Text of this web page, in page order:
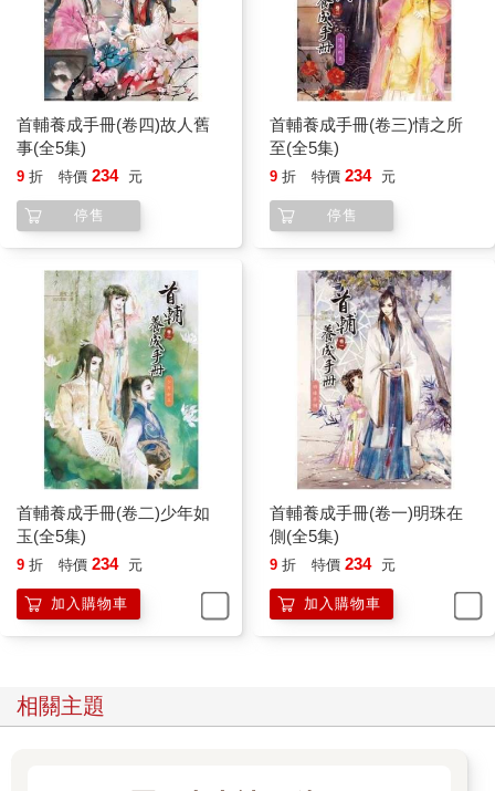
幸好那邊顧景明應付羅宜憐也有些不耐煩了，微微一笑對林茂
道：「大老爺請我們晌午過去，眼看著時間也差不多了，不如先
過去吧。」
羅山遠陪他們倆過去，羅宜憐見顧景明走了，她根本不想跟羅宜
寧和羅宜秀相處，聲稱自己身子尚未痊癒就先走了。
丫頭們端了盤芙蓉糕上來，羅宜寧問了才知道，她這個六姐今天
起得特別早，很勤奮的來向林海如請安，然後就「偶遇」了同樣
來給林海如請安的顧景明和林茂，一切都是美麗的「意外」。
羅宜秀想到羅宜憐風姿綽約的樣子就不是滋味，幽幽道：「她一
個庶出的，費這般勁兒做什麼？難道人家顧公子就瞧得上她
了。」
羅宜寧聽了就盯著羅宜秀看，問道：「五姐姐，妳莫不是喜歡明
表哥吧？」
羅宜秀的臉頰頓時略紅了些，卻搖頭道：「喜歡倒也說不上，但
是妳明表哥長得真俊俏。」她說起來又神采飛揚的，有些少女明
媚的意味，「反正都是要嫁，總要挑個好看的嫁！要是嫁個既不
好看又沒本事的，看著都難受。對著那些好看的，至少我瞧著舒
服。」
羅宜寧補了杯茶，很佩服她五姐姐的真知灼見，這話若是讓陳氏
聽了去，羅宜秀必然少不了一番教訓。
最好吃，她吃了整條。
吃過飯兩人讓丫頭搬了棋盤出來，在院子裡下圍棋。
這麼多年了，羅宜秀的棋藝還是沒有長進，羅宜寧卻與宋老先生
交流許久，發現自己在下棋上竟然還有幾分天分。宋老先生捧著
鬍子嘖嘖稱奇，在他快要放棄七小姐的時候，總算找到了還能教
導的地方，否則白領了林海如給他的三倍束脩，實在慚愧。
眉頭也漸漸皺了起來。
羅宜寧轉著白玉棋子道：「五姐姐，要我讓妳幾子妳說就是
首輔養成手冊(卷四)故人舊
事(全5集)
9 折 特價 234 元
停售
首輔養成手冊(卷三)情之所
至(全5集)
9 折 特價 234 元
停售
首輔養成手冊(卷二)少年如
玉(全5集)
9 折 特價 234 元
加入購物車
首輔養成手冊(卷一)明珠在
側(全5集)
9 折 特價 234 元
加入購物車
相關主題